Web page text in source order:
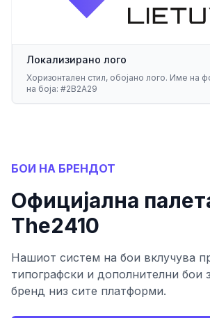
Локализирано лого
Хоризонтален стил, обојано лого. Име на
на боја: #2B2A29
БОИ НА БРЕНДОТ
Официјална
The2410
Нашиот систем на бои вклучува
типографски и дополнителни бои
бренд низ сите платформи.